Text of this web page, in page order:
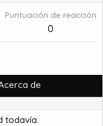
Puntuación de reacción
0
de
todavía.